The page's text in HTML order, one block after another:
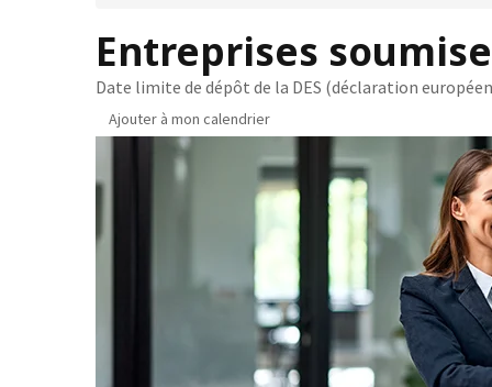
Entreprises
Date limite de dépôt de la DES (déclaration
Ajouter à mon calendrier